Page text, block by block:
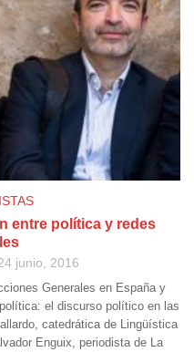
entre política y redes
junio, 2016
Generales en España y
el discurso político en las
catedrática de Lingüística
Enguix, periodista de La